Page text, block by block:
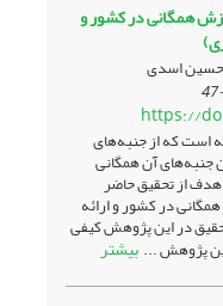
همگانی در کشور و
حسین اسدی
https://
است که از جنبه‌های
جنبه‌های آن همگانی
از تحقیق حاضر
در کشور و ارائه
در این پژوهش کیفی
پژوهش ... بیشتر